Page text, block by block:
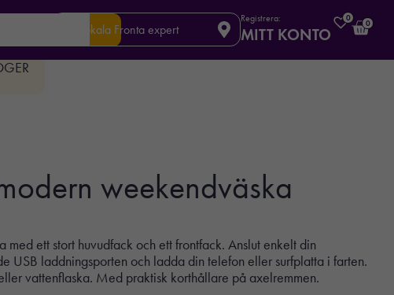
Din lokala Fronta expert
Registrera:
MITT KONTO
0
0
weekendväska
ett stort huvudfack och ett frontfack. Anslut enkelt din
USB laddningsporten och ladda din telefon eller surfplatta i farten.
vattenflaska. Med praktisk korthållare på axelremmen.